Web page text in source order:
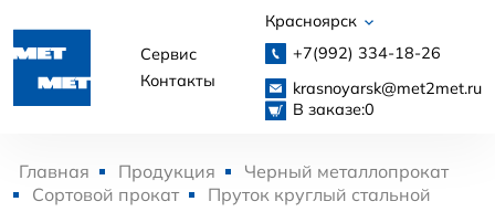
Сервис
Контакты
Красноярск
+7(992) 334-18-26
krasnoyarsk@met2met.ru
В заказе:0
Главная Продукция
Черный металлопрокат
Сортовой прокат
Пруток круглый стальной